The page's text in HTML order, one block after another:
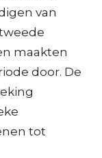
van
maakten
door. De
tot